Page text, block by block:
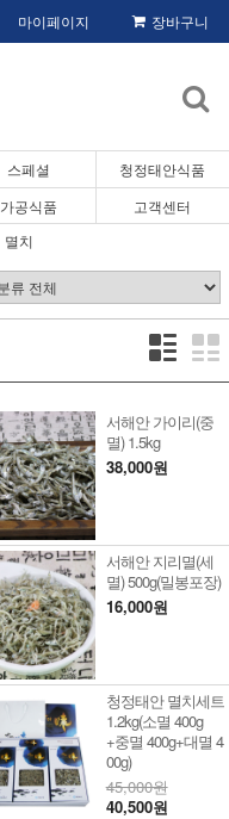
마이페이지 장바구니
스페셜
청정태안식품
가공식품
고객센터
멸치
서해안 가이리(중
멸) 1.5kg
38,000원
서해안 지리멸(세
멸) 500g(밀봉포장)
16,000원
청정태안 멸치세트
1.2kg(소멸 400g
+중멸 400g+대멸 4
00g)
45,000원
40,500원